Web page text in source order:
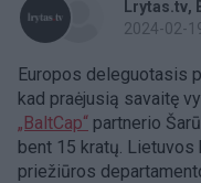
Lrytas.tv
2024-02-
Europos deleguotasis
kad praėjusią savaitę
„BaltCap“ partnerio
bent 15 kratų. Lietuvos
priežiūros